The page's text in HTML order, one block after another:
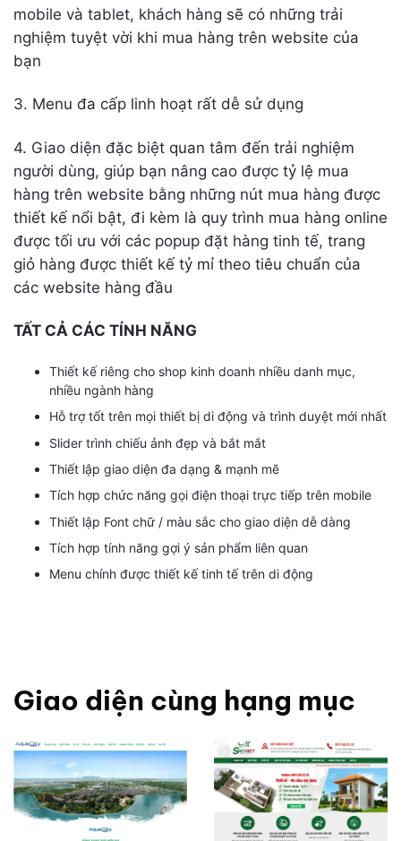
mobile và tablet, khách hàng sẽ có những trải
nghiệm tuyệt vời khi mua hàng trên website của
bạn
3. Menu đa cấp linh hoạt rất dễ sử dụng
4. Giao diện đặc biệt quan tâm đến trải nghiệm
người dùng, giúp bạn nâng cao được tỷ lệ mua
hàng trên website bằng những nút mua hàng được
thiết kế nổi bật, đi kèm là quy trình mua hàng online
được tối ưu với các popup đặt hàng tinh tế, trang
giỏ hàng được thiết kế tỷ mỉ theo tiêu chuẩn của
các website hàng đầu
TẤT CẢ CÁC TÍNH NĂNG
Thiết kế riêng cho shop kinh doanh nhiều danh mục,
nhiều ngành hàng
Hỗ trợ tốt trên mọi thiết bị di động và trình duyệt mới nhất
Slider trình chiếu ảnh đẹp và bắt mắt
Thiết lập giao diện đa dạng & mạnh mẽ
Tích hợp chức năng gọi điện thoại trực tiếp trên mobile
Thiết lập Font chữ / màu sắc cho giao diện dễ dàng
Tích hợp tính năng gợi ý sản phẩm liên quan
Menu chính được thiết kế tinh tế trên di động
Giao diện cùng hạng mục